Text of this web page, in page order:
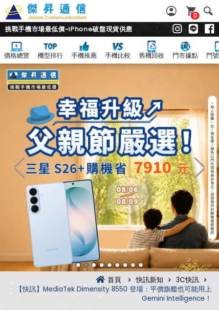
0
挑戰手機市場最低價~iPhone破盤現貨供應
價格總覽 機型排行 手機推薦 手機比較 舊機回收 門市據點 門
首頁 快訊新知
3C快訊
【快訊】MediaTek Dimensity 8550 登場：平價旗艦也可能用上
Gemini Intelligence！